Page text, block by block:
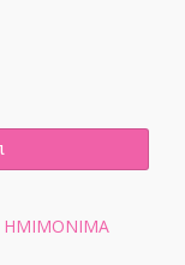
ΗΜΙΜΟΝΙΜΑ